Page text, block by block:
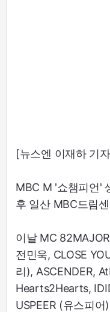
[뉴스엔 이재하 기
MBC M '쇼챔피언'
후 일산 MBC드림
이날 MC
전민욱, CLOSE
리), ASCENDER,
Hearts2Hearts,
USPEER (유스피